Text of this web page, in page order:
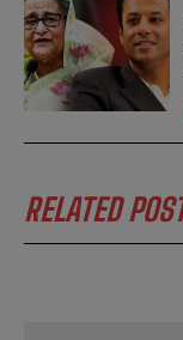
s
s
RELATED